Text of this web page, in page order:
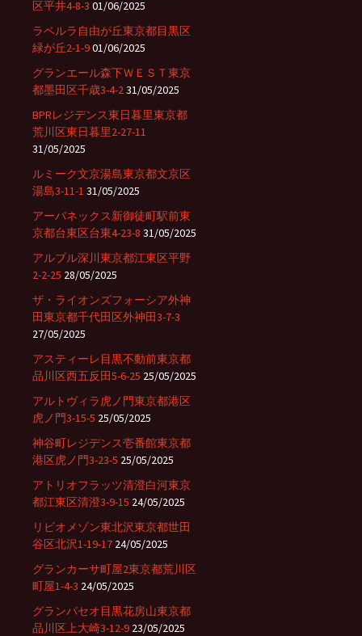
区平井4-8-3 01/06/2025
ラペルラ自由が丘東京都目黒区
緑が丘2-1-901/06/2025
グランエール森下ＷＥＳＴ東京
都墨田区千歳3-4-231/05/2025
BPRレジデンス東日暮里東京都
荒川区東日暮里2-27-11
31/05/2025
ルミーク文京湯島東京都文京区
湯島3-11-1 31/05/2025
アーバネックス新御徒町駅前東
京都台東区台東4-23-8 31/05/2025
アルブル深川東京都江東区平野
2-2-25 28/05/2025
ザ・ライオンズフォーシア外神
田東京都千代田区外神田3-7-3
27/05/2025
アスティーレ目黒不動前東京都
品川区西五反田5-6-25 25/05/2025
アルトヴィラ虎ノ門東京都港区
虎ノ門3-15-5 25/05/2025
神谷町レジデンス壱番館東京都
港区虎ノ門3-23-5 25/05/2025
アトリオフラッツ清澄白河東京
都江東区清澄3-9-15 24/05/2025
リビオメゾン東北沢東京都世田
谷区北沢1-19-17 24/05/2025
グランカーサ町屋2東京都荒川区
町屋1-4-3 24/05/2025
グランパセオ目黒花房山東京都
品川区上大崎3-12-9 23/05/2025